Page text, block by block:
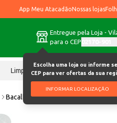
App Meu AtacadãoNossas lojas
Entregue pela Loja -
para o CEP
Escolha uma loja ou informe
CEP para ver ofertas da sua
INFORMAR LOCALIZAÇÃO
Limpeza Chocolates
Bacalhau em Pedaço Bom Porto